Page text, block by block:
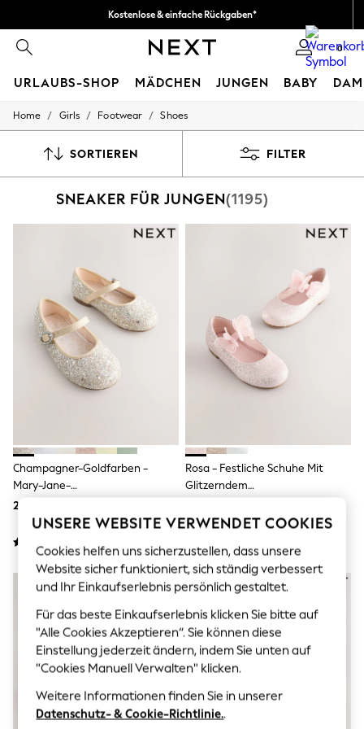
Kostenlose & einfache Rückgaben*
0
URLAUBS-SHOP MÄDCHEN JUNGEN BABY
HOLIDAY SHOP
All Swimwear
Beach Dresses & Kaftans
Linen Collection
Sandals
Shorts
Trousers
Sun Hats & Caps
T-Shirts & Vests
Men's Holiday Shop
All Swimwear
Hats
Linen Collection
Loafers
Polo Shirts
Shirts
T-Shirts
Vests
Boys Holiday Shop
Ponchos & Toweling sets
Sun Hats & Caps
Polo Shirts
Rash Vests
Sandals & Sliders
Shirts
Shorts
Sunsafe Swimwear
Home / Girls / Footwear / Shoes
SORTIEREN FILTER
SNEAKER FÜR JUNGEN(1195)
Champagner-Goldfarben -
Mary-Jane-
Blumenmädchenschuhe Für
Besondere Anlässe
28 € - 31 €
Rosa - Festliche Schuhe Mit
Glitzerndem
UNSERE WEBSITE VERWENDET COOKIES
Cookies helfen uns sicherzustellen, dass unsere
Website sicher funktioniert, sich ständig verbessert
und Ihr Einkaufserlebnis persönlich gestaltet.
Für das beste Einkaufserlebnis klicken Sie bitte auf
"Alle Cookies Akzeptieren“. Sie können diese
Einstellung jederzeit ändern, indem Sie unten auf
"Cookies Manuell Verwalten" klicken.
Weitere Informationen finden Sie in unserer
Datenschutz- & Cookie-Richtlinie..